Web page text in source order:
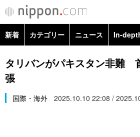
カテゴリー
新着 カテゴリー ニュース In-
政治・外交
経済・ビジネス
タリバンがパキスタン非難
張
国際・海外 2025.10.10 22:08 /